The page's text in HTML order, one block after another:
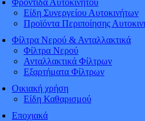
Φροντίδα Αυτοκινήτου
Είδη Συνεργείου Αυτοκινήτων
Προϊόντα Περιποίησης
Φίλτρα Νερού & Ανταλλακτικά
Φίλτρα Νερού
Ανταλλακτικά Φίλτρων
Εξαρτήματα Φίλτρων
Οικιακή χρήση
Είδη Καθαρισμού
Εποχιακά